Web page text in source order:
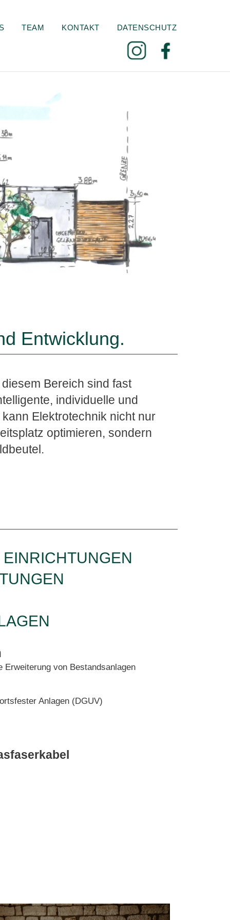
TEAM KONTAKT DATENSCHUTZ
Entwicklung.
Bereich sind fast
individuelle und
Elektrotechnik nicht nur
optimieren, sondern
Erweiterung von Bestandsanlagen
Anlagen (DGUV)